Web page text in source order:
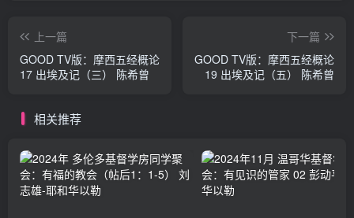
上一篇
GOOD TV版：摩西五经概论
17 出埃及记（三） 陈希曾
下一篇
GOOD TV版：摩西五经概论
19 出埃及记（五） 陈希曾
相关推荐